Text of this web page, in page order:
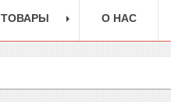
ТОВАРЫ О НАС